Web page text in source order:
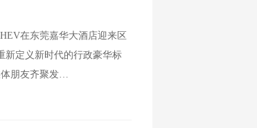
在东莞嘉华大酒店迎来区
新定义新时代的行政豪华标
体朋友齐聚发…